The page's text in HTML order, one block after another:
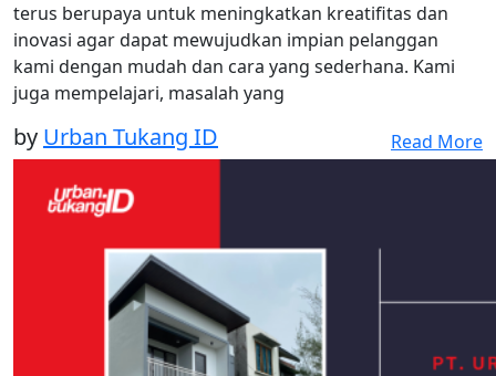
terus berupaya untuk meningkatkan kreatifitas dan
inovasi agar dapat mewujudkan impian pelanggan
kami dengan mudah dan cara yang sederhana. Kami
juga mempelajari, masalah yang
by Urban Tukang ID Read More